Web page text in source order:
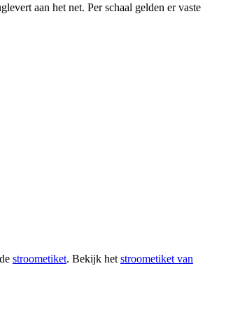
aan het net. Per schaal gelden er vaste
stroometiket. Bekijk hetstroometiket van